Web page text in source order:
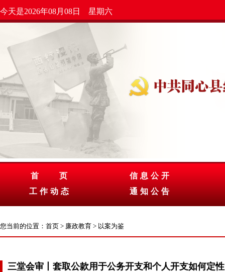
今天是2026年08月08日 星期六
首 页
工作动态
信息公开
通知公告
您当前的位置： 首页 > 廉政教育 > 以案为鉴
三堂会审丨套取公款用于公务开支和个人开支如何定性